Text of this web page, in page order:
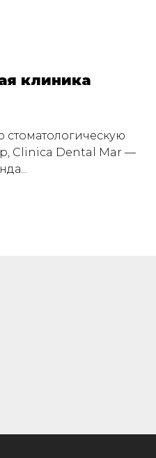
клиника
Clinica Dental Mar —